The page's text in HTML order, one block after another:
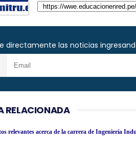
directamente las noticias
RELACIONADA
relevantes acerca de la carrera de Ingeniería